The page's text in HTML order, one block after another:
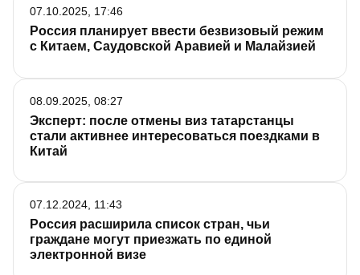
Россия планирует ввести безвизовый режим
с Китаем, Саудовской Аравией и Малайзией
07.10.2025, 17:46
Эксперт: после отмены виз татарстанцы
стали активнее интересоваться поездками в
Китай
08.09.2025, 08:27
Россия расширила список стран, чьи
граждане могут приезжать по единой
электронной визе
07.12.2024, 11:43